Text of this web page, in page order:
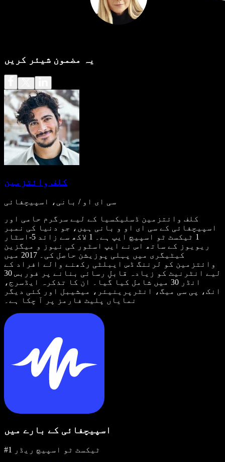
یہ مضمون شیئر کریں
کلف وائتزمین
سی ای او / بانی، اسپیچفائی
کلف وائتزمین ڈسلیکسیا کے لیے سرگرم حامی اور
اسپیچفائی کے سی ای او و بانی ہیں، جو دنیا کی نمبر
1 ٹیکسٹ ٹو اسپیچ ایپ ہے۔ 1 لاکھ سے زائد 5-اسٹار
ریویوز کے ساتھ اس نے ایپ اسٹور کی نیوز و میگزین
کیٹیگری میں پہلی پوزیشن حاصل کی۔ 2017 میں
وائتزمین کو لرننگ ڈس ایبلٹی رکھنے والے افراد کے
لیے انٹرنیٹ کو زیادہ قابلِ رسائی بنانے پر فوربس 30
انڈر 30 میں شامل کیا گیا۔ ان کا تذکرہ ایڈسرج،
انک، پی سی میگ، انٹرپرینیئر، میشیبل اور کئی دیگر
نمایاں پلیٹ فارمز پر آ چکا ہے۔
اسپیچفائی کے بارے میں
#1 ٹیکسٹ ٹو اسپیچ ریڈر